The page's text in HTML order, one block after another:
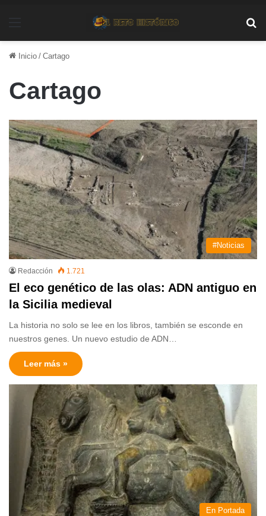
Inicio / Cartago
Cartago
#Noticias
Redacción 1.721
El eco genético de las olas: ADN antiguo en
la Sicilia medieval
La historia no solo se lee en los libros, también se esconde en
nuestros genes. Un nuevo estudio de ADN…
Leer más »
En Portada